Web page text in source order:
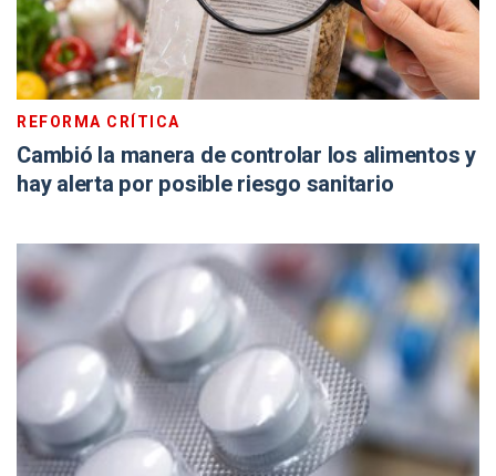
REFORMA CRÍTICA
Cambió la manera de controlar los alimentos y
hay alerta por posible riesgo sanitario